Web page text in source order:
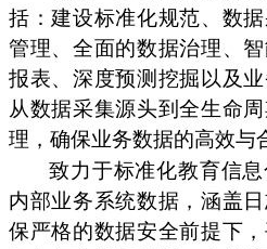
括：建设标准化规范、数
管理、全面的数据治理、
报表、深度预测挖掘以及
从数据采集源头到全生命
理，确保业务数据的高效与
致力于标准化教育信
内部业务系统数据，涵盖
保严格的数据安全前提下